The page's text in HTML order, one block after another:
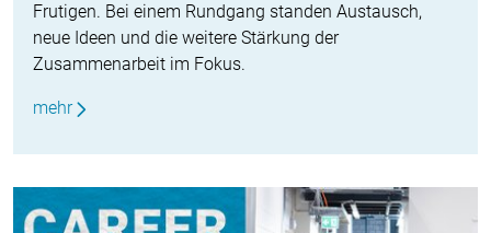
Frutigen. Bei einem Rundgang standen Austausch,
neue Ideen und die weitere Stärkung der
Zusammenarbeit im Fokus.
mehr